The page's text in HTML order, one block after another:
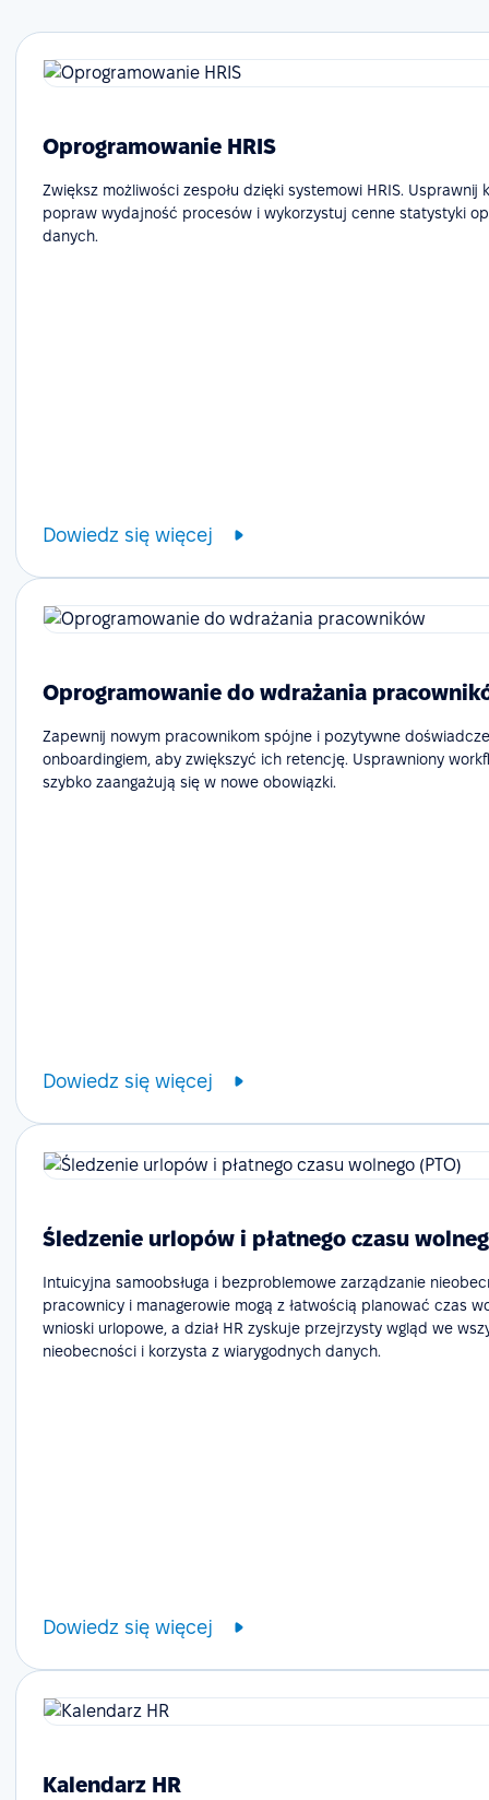
Oprogramowanie HRIS
Zwiększ możliwości zespołu dzięki systemowi HRIS. Usprawnij
popraw wydajność procesów i wykorzystuj cenne statystyki
danych.
Dowiedz się więcej
Oprogramowanie do wdrażania
Zapewnij nowym pracownikom spójne i pozytywne
onboardingiem, aby zwiększyć ich retencję. Usprawniony
szybko zaangażują się w nowe obowiązki.
Dowiedz się więcej
Śledzenie urlopów i płatnego czasu
Intuicyjna samoobsługa i bezproblemowe zarządzanie
pracownicy i managerowie mogą z łatwością planować czas
wnioski urlopowe, a dział HR zyskuje przejrzysty wgląd we
nieobecności i korzysta z wiarygodnych danych.
Dowiedz się więcej
Kalendarz HR